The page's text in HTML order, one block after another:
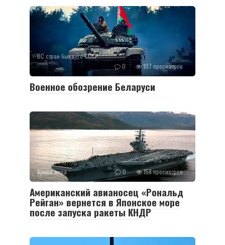
ВС стран бывшего СССР
0
107 просмотров
Военное обозрение Беларуси
Армии мира 0 158 просмотров
Американский авианосец «Рональд
Рейган» вернется в Японское море
после запуска ракеты КНДР